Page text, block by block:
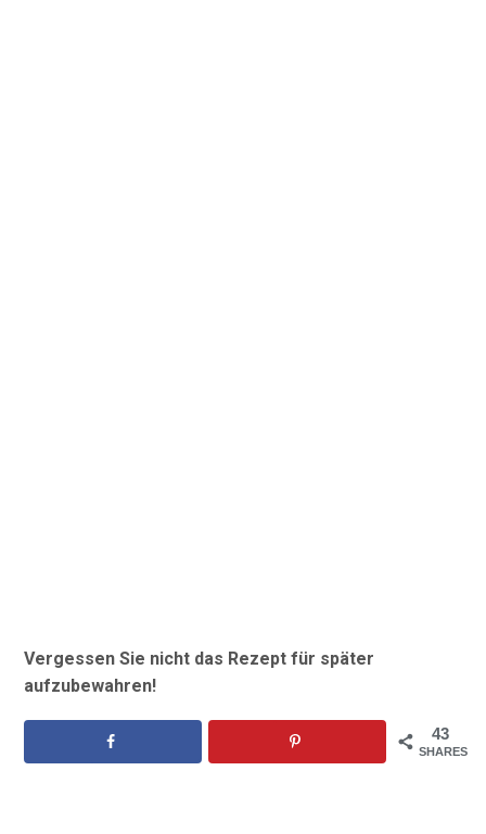
Vergessen Sie nicht das Rezept für später
aufzubewahren!
43
SHARES